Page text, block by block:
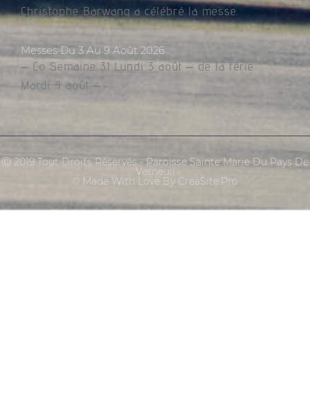
Christophe Barwang a célébré la messe.
Messes Du 3 Au 9 Août 2026
– Co Semaine 31 Lundi 3 août – de la férie
Mardi 4 août –
Ⓒ 2019 Tout Droits Réservés - Paroisse Sainte Marie Du Pays De
Verneuil
© Made With Love By CreaSite.Pro